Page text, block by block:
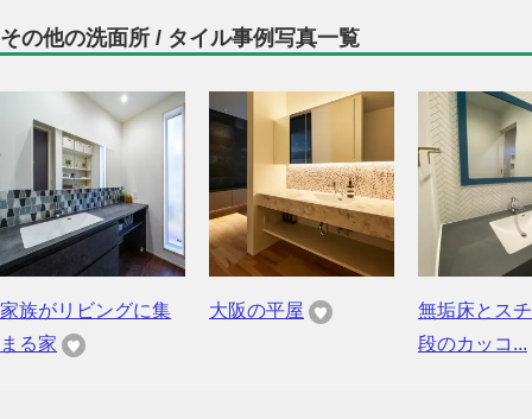
その他の洗面所 / タイル事例写真一覧
家族がリビングに集
まる家
大阪の平屋
無垢床とス
段のカッコ...